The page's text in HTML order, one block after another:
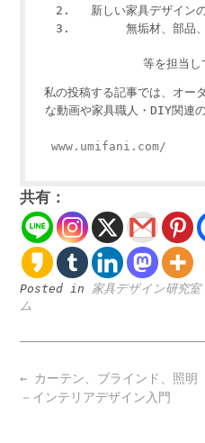
新しい家具デザイン
無垢材、部品
等を担当し
私の投稿する記事では、オー
な動画や家具職人・DIY関連
www.umifani.com/
共有：
Posted in 家具デザイン研究室
ム
Post
navigation
← カーテン、ブラインド、照明
－インテリアデザイン入門